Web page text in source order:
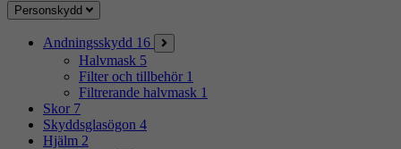
Personskydd
Andningsskydd 16
Halvmask 5
Filter och tillbehör 1
Filtrerande halvmask 1
Skor 7
Skyddsglasögon 4
Hjälm 2